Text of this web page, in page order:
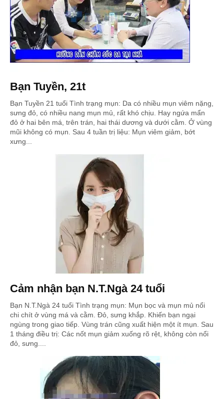
Bạn Tuyền, 21t
Bạn Tuyền 21 tuổi Tình trạng mụn: Da có nhiều mụn viêm nặng,
sưng đỏ, có nhiều nang mụn mủ, rất khó chịu. Hay ngứa mẩn
đỏ ở hai bên má, trên trán, hai thái dương và dưới cằm. Ở vùng
mũi không có mụn. Sau 4 tuần trị liệu: Mụn viêm giảm, bớt
xưng...
Cảm nhận bạn N.T.Ngà 24 tuổi
Bạn N.T.Ngà 24 tuổi Tình trạng mụn: Mụn bọc và mụn mủ nổi
chi chít ở vùng má và cằm. Đỏ, sưng khắp. Khiến bạn ngại
ngùng trong giao tiếp. Vùng trán cũng xuất hiện một ít mụn. Sau
1 tháng điều trị: Các nốt mụn giảm xuống rõ rệt, không còn nổi
đỏ, sưng....